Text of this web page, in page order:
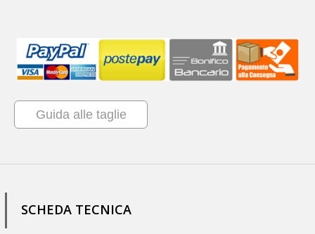
Guida alle taglie
SCHEDA TECNICA